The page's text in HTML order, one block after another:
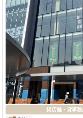
貸店舗・貸事務